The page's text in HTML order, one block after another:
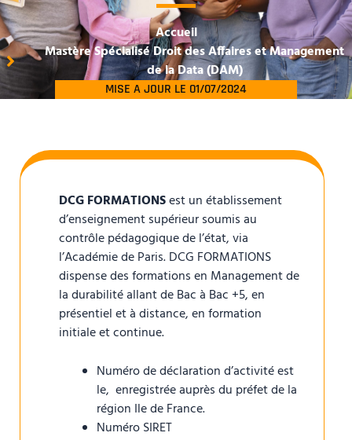
Accueil
Mastère Spécialisé Droit des Affaires et Management
de la Data (DAM)
MISE A JOUR LE 01/07/2024
DCG FORMATIONSest un établissement
d’enseignement supérieur soumis au
contrôle pédagogique de l’état, via
l’Académie de Paris. DCG FORMATIONS
dispense des formations en Management de
la durabilité allant de Bac à Bac +5, en
présentiel et à distance, en formation
initiale et continue.
Numéro de déclaration d’activité est
le, enregistrée auprès du préfet de la
région Ile de France.
Numéro SIRET